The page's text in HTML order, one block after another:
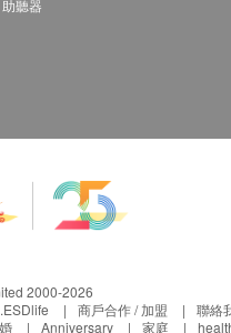
助聽器
2000-2026
商戶合作 / 加盟 聯絡
Anniversary 家庭